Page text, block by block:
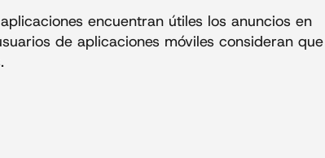
encuentran útiles los anuncios en
de aplicaciones móviles consideran que